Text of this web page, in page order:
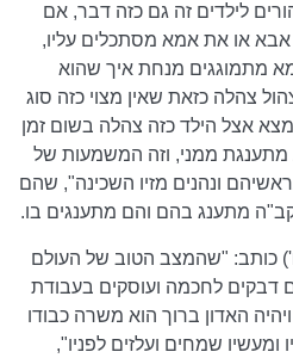
לילדים זה גם כזה דבר, אם
או את אמא מסתכלים עליו,
מתמוגגים מנחת איך שהוא
צהלה כזאת שאין מצוי כזה סוג
אצל הילד כזה צהלה בשום זמן
ממני, וזה המשמעות של
ונהנים מזיו השכינה", שהם
מתענג בהם והם מתענגים בו.
כותב: "שהמצב הטוב של העולם
דבקים לחכמה ועוסקים בעבודת
האדון ברוך הוא משרה כבודו
ומעשיו שמחים ועלזים לפניו",